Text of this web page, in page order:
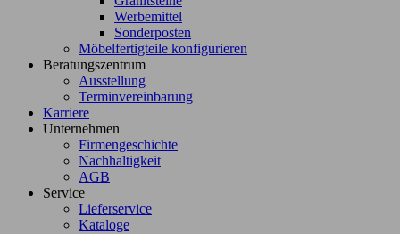
Werbemittel
Sonderposten
Möbelfertigteile konfigurieren
Beratungszentrum
Ausstellung
Terminvereinbarung
Karriere
Unternehmen
Firmengeschichte
Nachhaltigkeit
AGB
Service
Lieferservice
Kataloge